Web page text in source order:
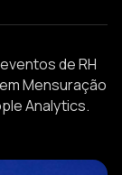
de RH
Mensuração
Analytics.